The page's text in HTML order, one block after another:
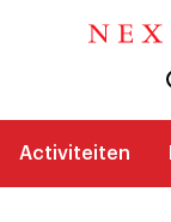
Activiteiten